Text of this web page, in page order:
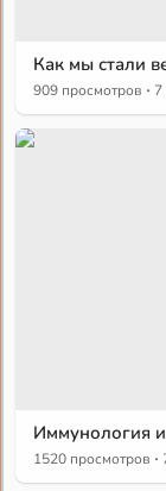
Как мы стали
909 просмотров · 7
Иммунология
1520 просмотров ·